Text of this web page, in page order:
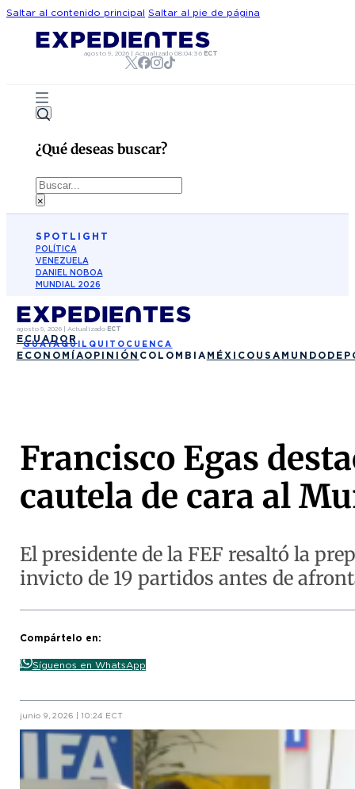
Saltar al contenido principal Saltar al pie de página
agosto 9, 2026| Actualizado 08:04:36 ECT
¿Qué deseas buscar?
Buscar
×
SPOTLIGHT
POLÍTICA
VENEZUELA
DANIEL NOBOA
MUNDIAL 2026
agosto 9, 2026| Actualizado ECT
ECUADOR
GUAYAQUIL QUITO CUENCA
ECONOMÍAOPINIÓN COLOMBIA MÉXICO USA MUNDO
Francisco Egas
cautela de cara al
El presidente de la FEF resaltó la
invicto de 19 partidos antes de
Compártelo en:
Síguenos en WhatsApp
junio 9, 2026 | 10:24 ECT